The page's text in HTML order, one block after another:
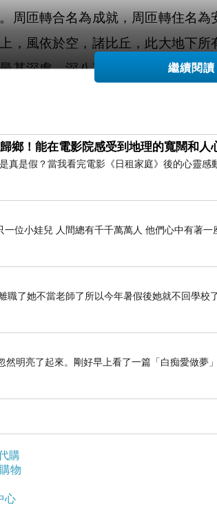
周匝轉合名為成就，周匝轉住名
，風依於空，諸比丘，此大地下
甚深處，深八萬四千由旬，邊廣
欝茂出種種香，其香遠熏遍滿諸
妙可喜，七寶所成，所謂金銀琉
牆壁，七種欄楯，七重鈴網，復
門有諸壘堞，具足莊嚴，重閣輩
。其中分級，縱廣四十由旬，所
觀樓閣臺殿，園池果樹及以眾鳥
，名曰常醉。諸比丘，須彌山半
天宮殿住。其夜摩天向上一倍，
，向上一倍，有梵身諸天宮殿住
上有不麤天。廣果天上不麤天下
迦尼吒諸天宮殿。諸比丘，阿迦
是界分，眾生所住。如是眾生若
面有洲，名弗婆毘提訶，其地縱
人面還似地形。諸須彌山王南面
彼欝多囉究留洲。東面以天銀所
繼續閱讀
鄉！能在電影院感受到地理的寬闊和人
真是假？當我看完電影《日租家庭》後的心靈
位小娃兒 人間總有千千萬萬人 他們心中有著
職了她不當老師了所以今年暑假後她就不回學校
明亮了起來。剛好早上看了一篇「白痴愛做夢
購
物
心